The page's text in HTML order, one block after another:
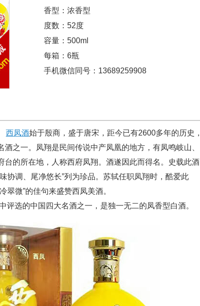
香型：浓香型
度数：52度
容量：500ml
每箱：6瓶
手机微信同号：13689259908
西凤酒始于殷商，盛于唐宋，距今已有2600多年的历史，
之一。凤翔是民间传说中产凤凰的地方，有凤鸣岐山、
台的所在地，人称西府凤翔。酒遂因此而得名。史载此酒
协调、尾净悠长”列为珍品。苏轼任职凤翔时，酷爱此
翠微”的佳句来盛赞西凤美酒。
评选的中国四大名酒之一，是独一无二的凤香型白酒。